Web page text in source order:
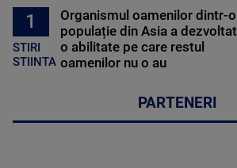
1
STIRI
STIINTA
Organismul oamenilor dintr-o
populație din Asia a dezvoltat
o abilitate pe care restul
oamenilor nu o au
PARTENERI